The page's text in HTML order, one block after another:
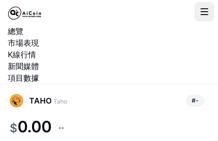
總覽
市場表現
K線行情
新聞媒體
項目數據
TAHO Taho #-
$0.00 --